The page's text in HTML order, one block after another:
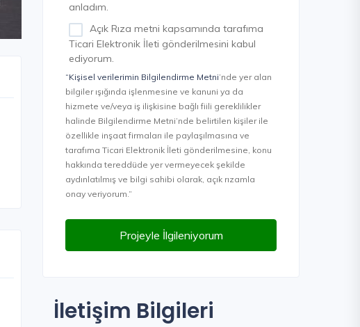
anladım.
Açık Rıza metni kapsamında tarafıma
Ticari Elektronik İleti gönderilmesini kabul
ediyorum.
“Kişisel verilerimin Bilgilendirme Metni’nde yer alan
bilgiler ışığında işlenmesine ve kanuni ya da
hizmete ve/veya iş ilişkisine bağlı fiili gereklilikler
halinde Bilgilendirme Metni’nde belirtilen kişiler ile
özellikle inşaat firmaları ile paylaşılmasına ve
tarafıma Ticari Elektronik İleti gönderilmesine, konu
hakkında tereddüde yer vermeyecek şekilde
aydınlatılmış ve bilgi sahibi olarak, açık rızamla
onay veriyorum.”
Projeyle İlgileniyorum
İletişim Bilgileri